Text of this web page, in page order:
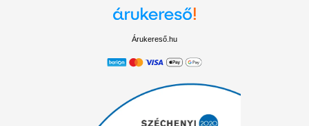
Árukereső.hu